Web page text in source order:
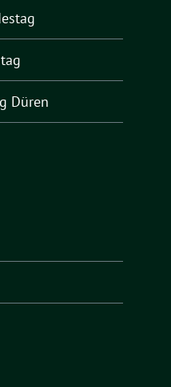
Düren